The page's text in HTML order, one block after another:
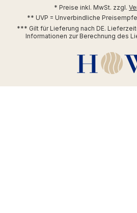
* Preise inkl. MwSt. zzgl.
** UVP = Unverbindliche
*** Gilt für Lieferung nach DE.
Informationen zur Berechnung des